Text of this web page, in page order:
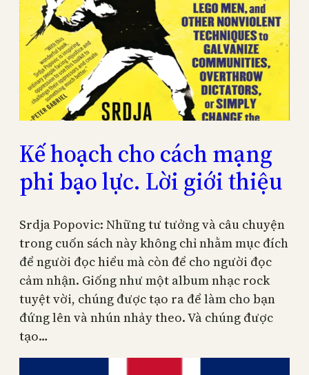
Kế hoạch cho cách mạng
phi bạo lực. Lời giới thiệu
Srdja Popovic: Những tư tưởng và câu chuyện
trong cuốn sách này không chỉ nhằm mục đích
để người đọc hiểu mà còn để cho người đọc
cảm nhận. Giống như một album nhạc rock
tuyệt vời, chúng được tạo ra để làm cho bạn
đứng lên và nhún nhảy theo. Và chúng được
tạo…